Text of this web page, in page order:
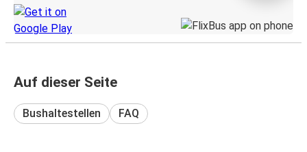
Auf dieser Seite
Bushaltestellen FAQ